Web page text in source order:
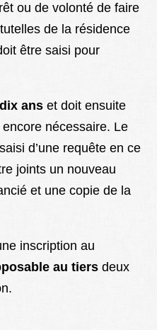
ou de volonté de faire
de la résidence
être saisi pour
dix ans et doit ensuite
nécessaire. Le
d’une requête en ce
joints un nouveau
et une copie de la
inscription au
au tiers deux